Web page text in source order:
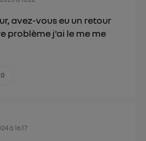
avez-vous eu un retour
problème j'ai le me me
0
à16:17